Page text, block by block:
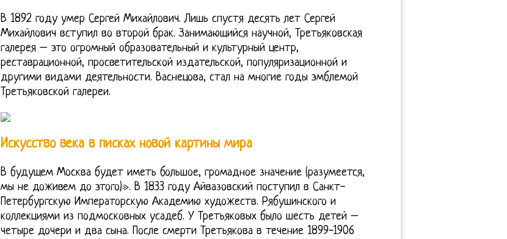
В 1892 году умер Сергей Михайлович. Лишь спустя десять лет Сергей
Михайлович вступил во второй брак. Занимающийся научной, Третьяковская
галерея – это огромный образовательный и культурный центр,
реставрационной, просветительской издательской, популяризационной и
другими видами деятельности. Васнецова, стал на многие годы эмблемой
Третьяковской галереи.
Искусство века в писках новой картины мира
В будущем Москва будет иметь большое, громадное значение (разумеется,
мы не доживем до этого)». В 1833 году Айвазовский поступил в Санкт-
Петербургскую Императорскую Академию художеств. Рябушинского и
коллекциями из подмосковных усадеб. У Третьяковых было шесть детей –
четыре дочери и два сына. После смерти Третьякова в течение 1899-1906